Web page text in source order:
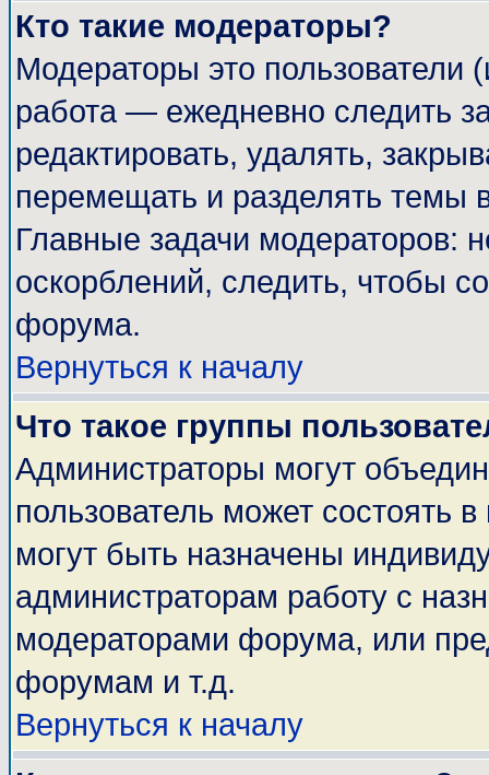
Кто такие модераторы?
Модераторы это пользователи
работа — ежедневно следить
редактировать, удалять,
перемещать и разделять темы
Главные задачи модераторов:
оскорблений, следить, чтобы
форума.
Вернуться к началу
Что такое группы
Администраторы могут
пользователь может состоять
могут быть назначены
администраторам работу с
модераторами форума, или
форумам и т.д.
Вернуться к началу